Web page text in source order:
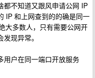
都不知道又跟风申请公网 IP
IP 和上网查到的的确是同一
大多数人，只有需要公网开
现异常。
用户在同一端口开放服务